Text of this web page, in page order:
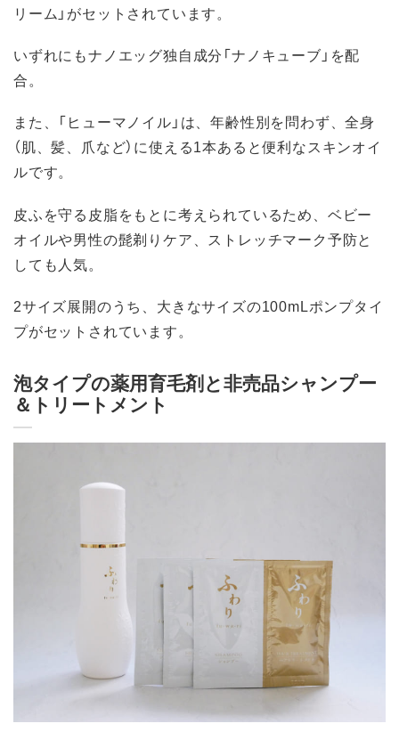
リーム」がセットされています。
いずれにもナノエッグ独自成分「ナノキューブ」を配
合。
また、「ヒューマノイル」は、年齢性別を問わず、全身
（肌、髪、爪など）に使える1本あると便利なスキンオイ
ルです。
皮ふを守る皮脂をもとに考えられているため、ベビー
オイルや男性の髭剃りケア、ストレッチマーク予防と
しても人気。
2サイズ展開のうち、大きなサイズの100mLポンプタイ
プがセットされています。
泡タイプの薬用育毛剤と非売品シャンプー
＆トリートメント